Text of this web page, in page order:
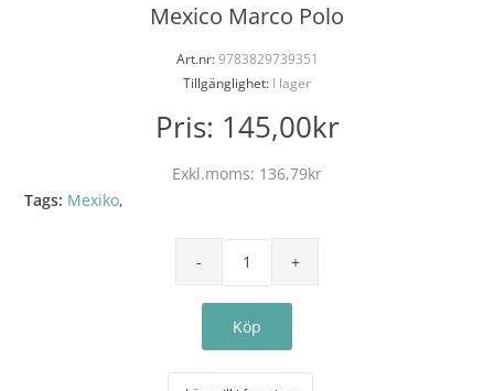
Mexico Marco Polo
Art.nr:9783829739351
Tillgänglighet: I lager
Pris: 145,00kr
Exkl.moms: 136,79kr
Tags: Mexiko,